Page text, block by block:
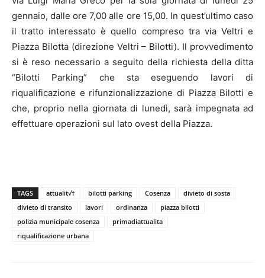
gennaio, dalle ore 7,00 alle ore 15,00. In quest’ultimo caso
il tratto interessato è quello compreso tra via Veltri e
Piazza Bilotta (direzione Veltri – Bilotti). Il provvedimento
si è reso necessario a seguito della richiesta della ditta
“Bilotti Parking” che sta eseguendo lavori di
riqualificazione e rifunzionalizzazione di Piazza Bilotti e
che, proprio nella giornata di lunedì, sarà impegnata ad
effettuare operazioni sul lato ovest della Piazza.
TAGS attualit√† bilotti parking Cosenza
divieto di sosta
divieto di transito
lavori ordinanza
piazza bilotti
polizia municipale cosenza
primadiattualita
riqualificazione urbana